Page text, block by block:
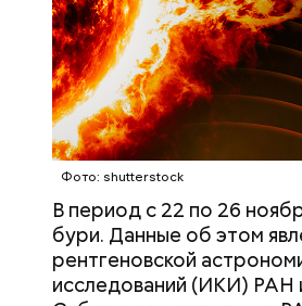
Фото: shutterstock
В период с 22 по 26
бури. Данные об этом
рентгеновской
исследований (ИКИ) РАН
Не талант, а
как сцена
звезд